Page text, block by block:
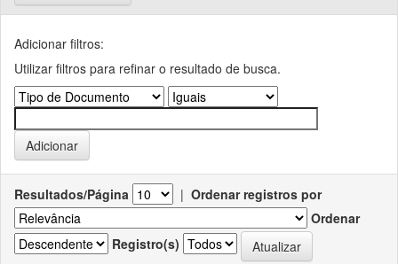
Adicionar filtros:
Utilizar filtros para refinar o resultado de busca.
Resultados/Página | Ordenar registros por
Ordenar
Registro(s)